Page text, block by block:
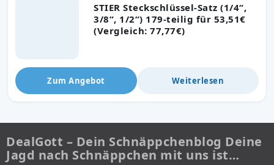
STIER Steckschlüssel-Satz (1/4“,
3/8“, 1/2“) 179-teilig für 53,51€
(Vergleich: 77,77€)
Zum Angebot Weiterlesen
DealGott – Dein Schnäppchenblog Deine
Jagd nach Schnäppchen mit uns ist…